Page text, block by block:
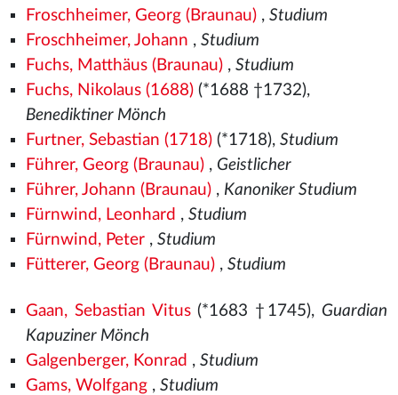
Froschheimer, Georg (Braunau), Studium
Froschheimer, Johann , Studium
Fuchs, Matthäus (Braunau), Studium
Fuchs, Nikolaus (1688)(*1688 †1732),
Benediktiner Mönch
Furtner, Sebastian (1718)(*1718), Studium
Führer, Georg (Braunau), Geistlicher
Führer, Johann (Braunau), Kanoniker Studium
Fürnwind, Leonhard , Studium
Fürnwind, Peter, Studium
Fütterer, Georg (Braunau), Studium
Gaan, Sebastian Vitus(*1683 †1745), Guardian
Kapuziner Mönch
Galgenberger, Konrad , Studium
Gams, Wolfgang, Studium